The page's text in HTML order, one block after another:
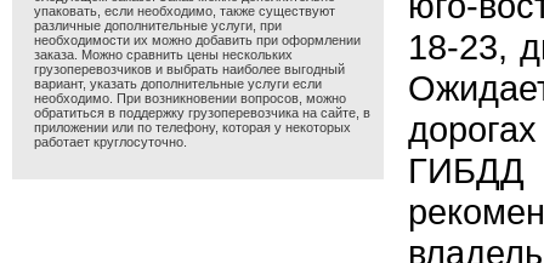
упаковать, если необходимо, также существуют
различные дополнительные услуги, при
необходимости их можно добавить при оформлении
заказа. Можно сравнить цены нескольких
грузоперевозчиков и выбрать наиболее выгодный
вариант, указать дополнительные услуги если
необходимо. При возникновении вопросов, можно
обратиться в поддержку грузоперевозчика на сайте, в
приложении или по телефону, которая у некоторых
работает круглосуточно.
18-23,